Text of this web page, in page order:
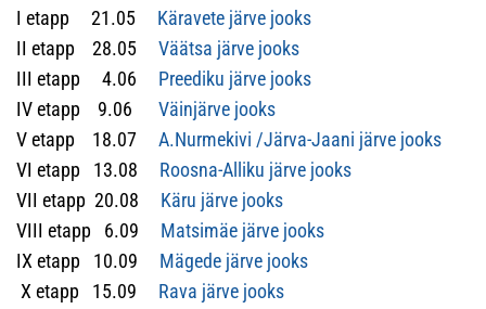
I etapp 21.05
Käravete järve jooks
II etapp 28.05
Väätsa järve jooks
III etapp 4.06 Preediku järve jooks
IV etapp 9.06
Väinjärve jooks
V etapp 18.07
A.Nurmekivi /Järva-Jaani järve jooks
VI etapp 13.08
Roosna-Alliku järve jooks
VII etapp 20.08
Käru järve jooks
VIII etapp 6.09 Matsimäe järve jooks
IX etapp 10.09
Mägede järve jooks
X etapp 15.09 Rava järve jooks